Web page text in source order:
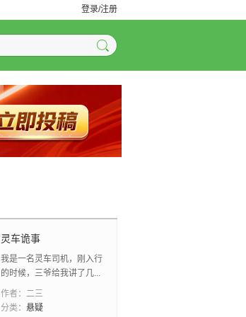
登录/注册
灵车诡事
我是一名灵车司机，刚入行
的时候，三爷给我讲了几...
作者： 二三
分类： 悬疑